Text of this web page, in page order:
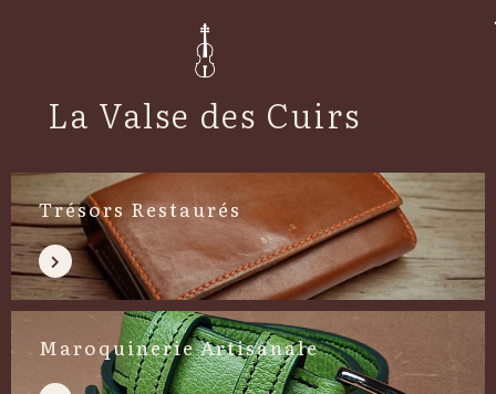
La Valse des Cuirs
Trésors Restaurés
Maroquinerie Artisanale